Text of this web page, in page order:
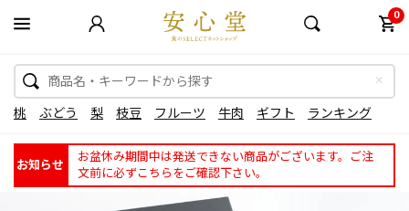
0
桃 ぶどう 梨 枝豆 フルーツ 牛肉 ギフト ランキング
お知らせ
お盆休み期間中は発送できない商品がございます。ご注
文前に必ずこちらをご確認下さい。